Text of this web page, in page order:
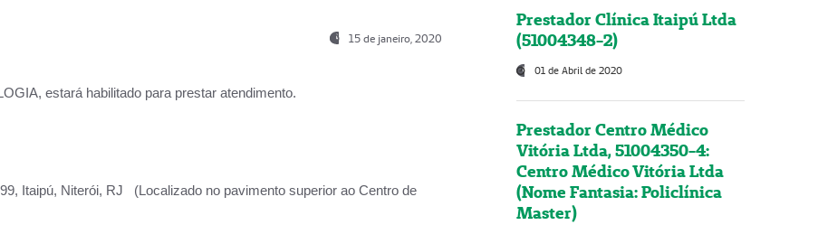
15 de janeiro, 2020
estará habilitado para prestar atendimento.
Itaipú, Niterói, RJ (Localizado no pavimento superior ao Centro de
Prestador Clínica Itaipú Ltda
(51004348-2)
01 de Abril de 2020
Prestador Centro Médico
Vitória Ltda, 51004350-4:
Centro Médico Vitória Ltda
(Nome Fantasia: Policlínica
Master)